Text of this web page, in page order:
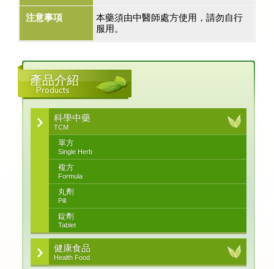
注意事項
本藥須由中醫師處方使用，請勿自行
服用。
產品介紹
Products
科學中藥
TCM
單方
Single Herb
複方
Formula
丸劑
Pill
錠劑
Tablet
健康食品
Health Food